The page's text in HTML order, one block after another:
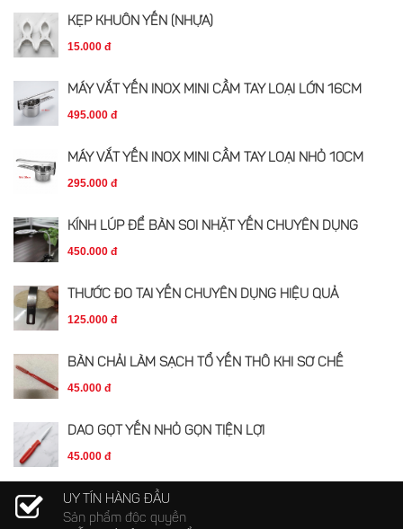
KẸP KHUÔN YẾN (NHỰA)
15.000 đ
MÁY VẮT YẾN INOX MINI CẦM TAY LOẠI LỚN 16CM
495.000 đ
MÁY VẮT YẾN INOX MINI CẦM TAY LOẠI NHỎ 10CM
295.000 đ
KÍNH LÚP ĐỂ BÀN SOI NHẶT YẾN CHUYÊN DỤNG
450.000 đ
THƯỚC ĐO TAI YẾN CHUYÊN DỤNG HIỆU QUẢ
125.000 đ
BÀN CHẢI LÀM SẠCH TỔ YẾN THÔ KHI SƠ CHẾ
45.000 đ
DAO GỌT YẾN NHỎ GỌN TIỆN LỢI
45.000 đ
UY TÍN HÀNG ĐẦU
Sản phẩm độc quyền